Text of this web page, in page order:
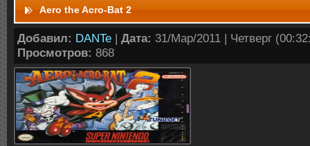
Aero the Acro-Bat 2
Добавил: DANTe | Дата: 31/Мар/2011 | Четверг
Просмотров: 868